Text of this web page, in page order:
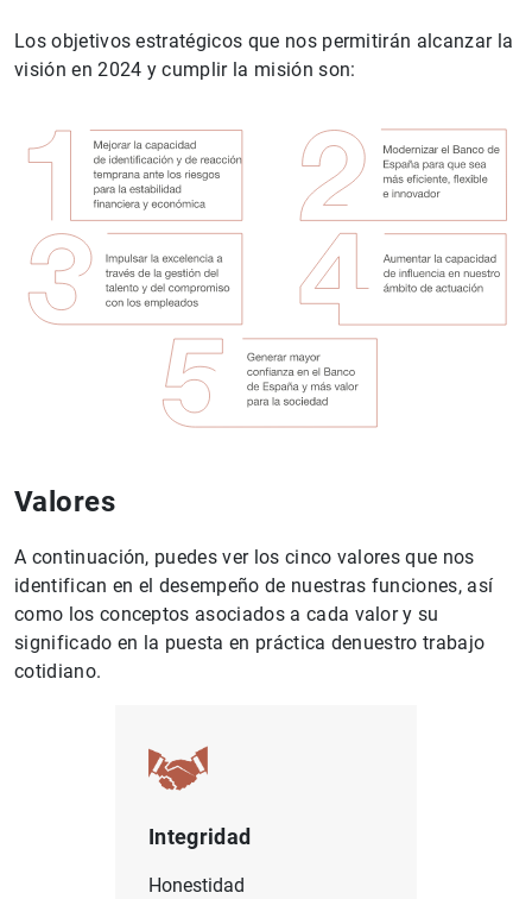
Los objetivos estratégicos que nos permitirán alcanzar la
visión en 2024 y cumplir la misión son:
Valores
A continuación, puedes ver los cinco valores que nos
identifican en el desempeño de nuestras funciones, así
como los conceptos asociados a cada valor y su
significado en la puesta en práctica denuestro trabajo
cotidiano.
Integridad
Honestidad